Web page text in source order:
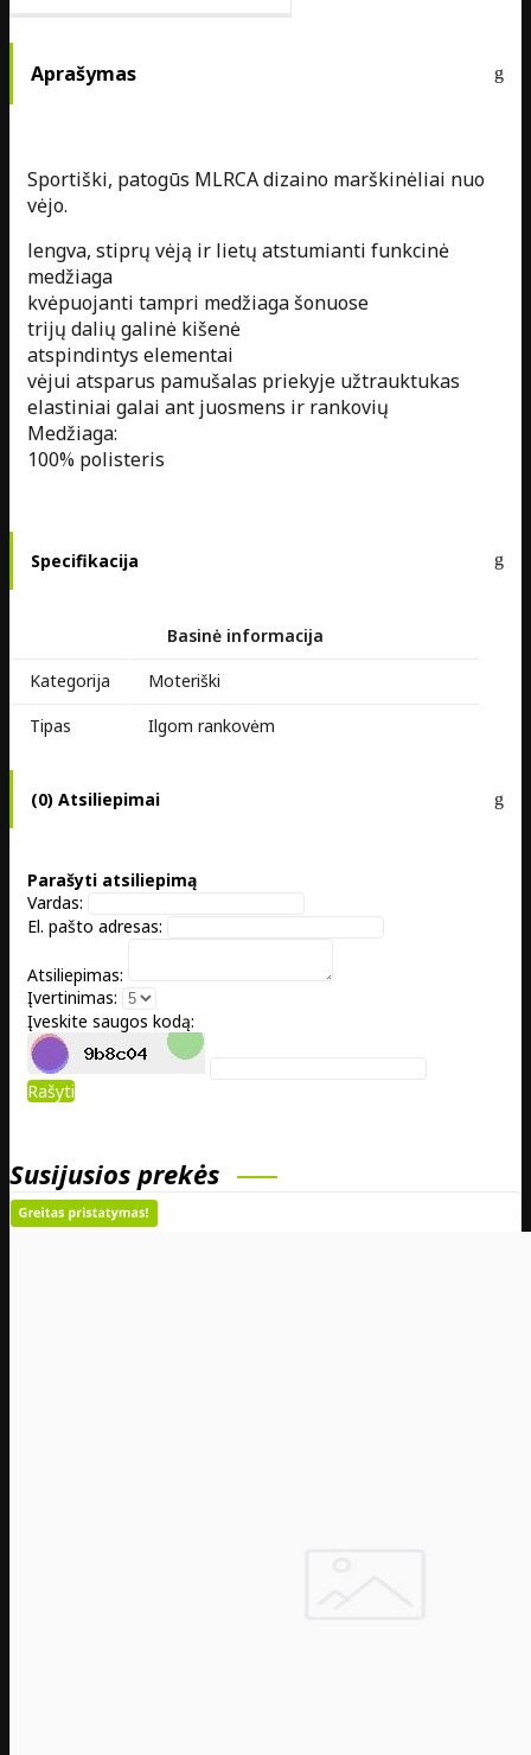
Aprašymas
Sportiški, patogūs MLRCA dizaino marškinėliai nuo
vėjo.
lengva, stiprų vėją ir lietų atstumianti funkcinė
medžiaga
kvėpuojanti tampri medžiaga šonuose
trijų dalių galinė kišenė
atspindintys elementai
vėjui atsparus pamušalas priekyje užtrauktukas
elastiniai galai ant juosmens ir rankovių
Medžiaga:
100% polisteris
Specifikacija
Basinė informacija
Kategorija
Moteriški
Tipas
Ilgom rankovėm
(0) Atsiliepimai
Parašyti atsiliepimą
Vardas:
El. pašto adresas:
Atsiliepimas:
Įvertinimas:
Įveskite saugos kodą:
Rašyti
Susijusios prekės